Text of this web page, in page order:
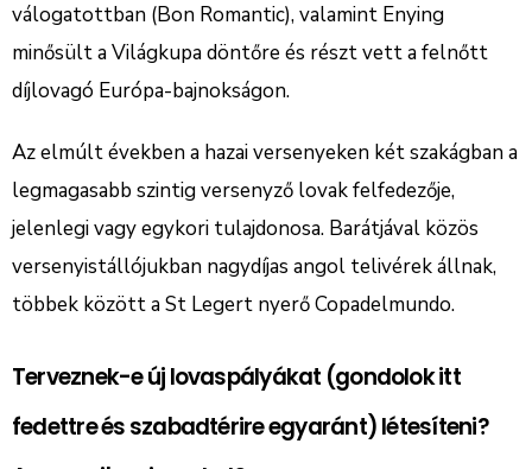
válogatottban (Bon Romantic), valamint Enying
minősült a Világkupa döntőre és részt vett a felnőtt
díjlovagó Európa-bajnokságon.
Az elmúlt években a hazai versenyeken két szakágban a
legmagasabb szintig versenyző lovak felfedezője,
jelenlegi vagy egykori tulajdonosa. Barátjával közös
versenyistállójukban nagydíjas angol telivérek állnak,
többek között a St Legert nyerő Copadelmundo.
Terveznek-e új lovaspályákat (gondolok itt
fedettre és szabadtérire egyaránt) létesíteni?